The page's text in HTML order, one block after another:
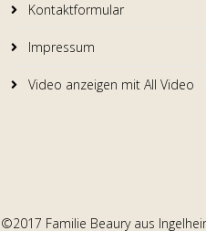
Kontaktformular
Impressum
Video anzeigen mit All Video
©2017 Familie Beaury aus